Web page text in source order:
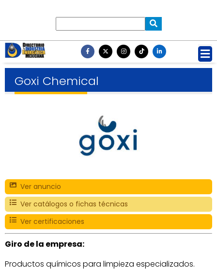
Goxi Chemical
Ver anuncio
Ver catálogos o fichas técnicas
Ver certificaciones
Giro de la empresa:
Productos químicos para limpieza especializados.